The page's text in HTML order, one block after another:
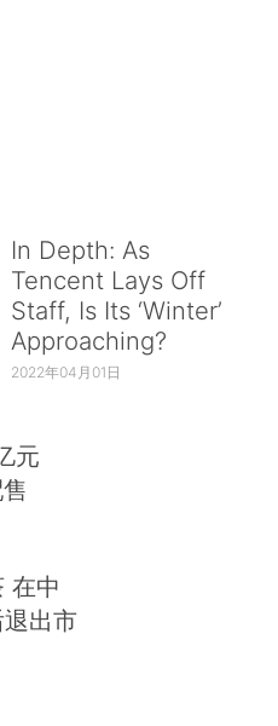
In Depth: As
Tencent Lays Off
Staff, Is Its ‘Winter’
Approaching?
2022年04月01日
元
在中
出市